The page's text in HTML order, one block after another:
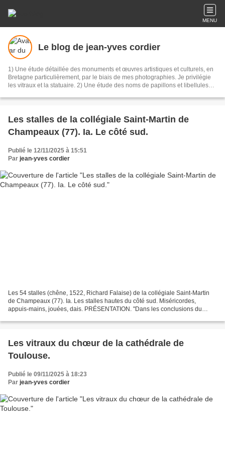
MENU
Le blog de jean-yves cordier
1) Une étude détaillée des monuments et œuvres artistiques et culturels, en
Bretagne particulièrement, par le biais de mes photographies. Je privilégie
les vitraux et la statuaire. 2) Une étude des noms de papillons et libellules
Les stalles de la collégiale Saint-Martin de
Champeaux (77). Ia. Le côté sud.
Publié le 12/11/2025 à 15:51
Par jean-yves cordier
Les 54 stalles (chêne, 1522, Richard Falaise) de la collégiale Saint-Martin
de Champeaux (77). Ia. Les stalles hautes du côté sud. Miséricordes,
appuis-mains, jouées, dais. PRÉSENTATION. "Dans les conclusions du
Les vitraux du chœur de la cathédrale de
Toulouse.
Publié le 09/11/2025 à 18:23
Par jean-yves cordier